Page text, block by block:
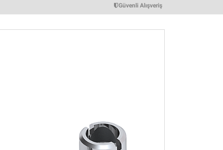
DOĞRUSAL HAREKET SISTEMLERI
Güvenli Alışveriş